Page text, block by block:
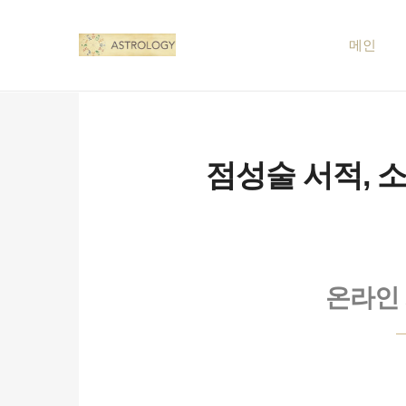
메인
점성술 서적,
온라